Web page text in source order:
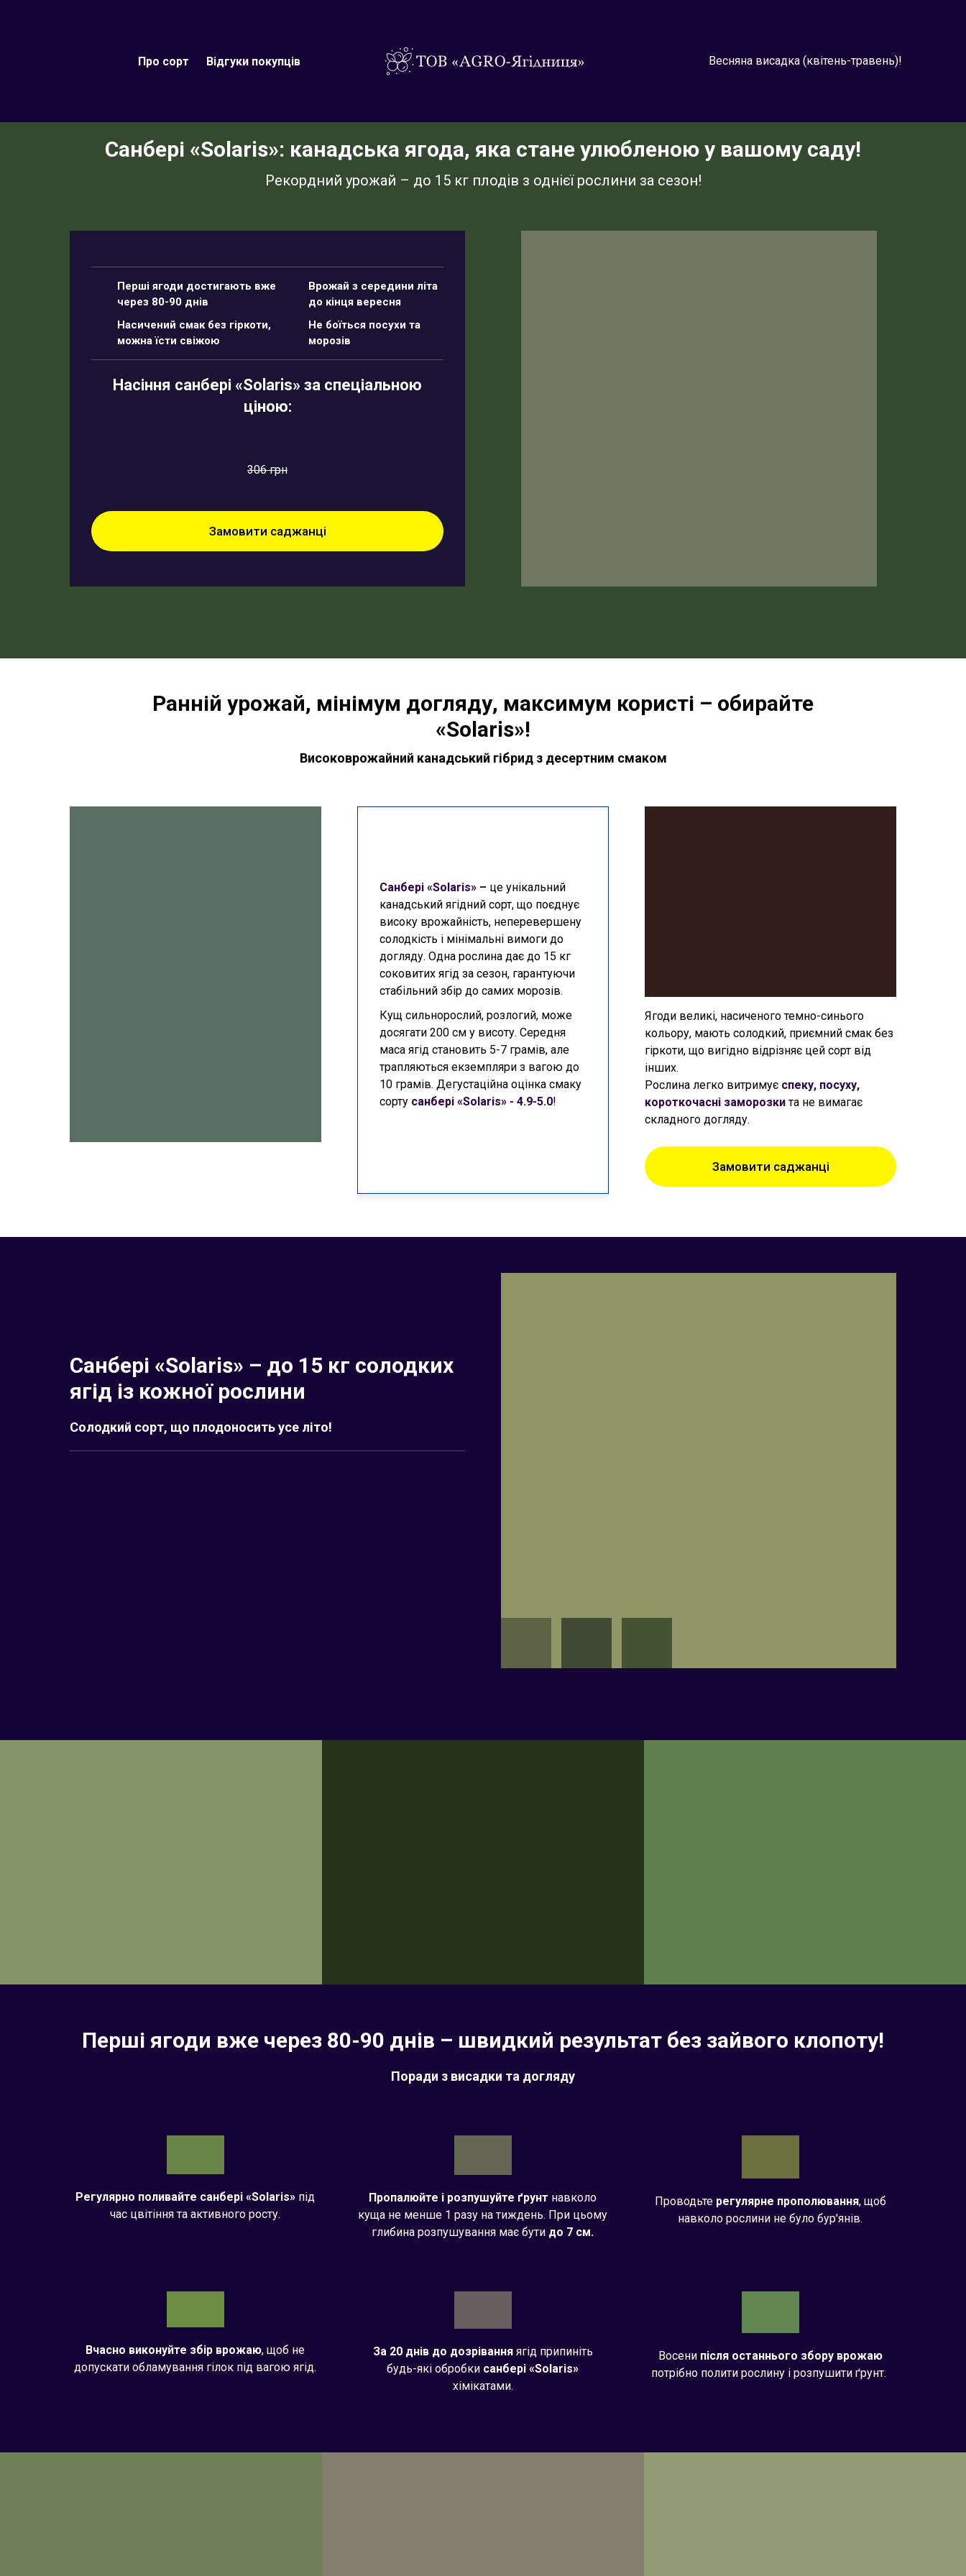
Про сорт Відгуки покупців Весняна висадка (квітень-травень)!
Санбері «Solaris»: канадська ягода, яка стане улюбленою у вашому саду!
Рекордний урожай – до 15 кг плодів з однієї рослини за сезон!
Перші ягоди достигають вже
через 80-90 днів
Врожай з середини літа
до кінця вересня
Насичений смак без гіркоти,
можна їсти свіжою
Не боїться посухи та
морозів
Насіння санбері «Solaris» за спеціальною
ціною:
306 грн
Замовити саджанці
Ранній урожай, мінімум догляду, максимум користі – обирайте
«Solaris»!
Високоврожайний канадський гібрид з десертним смаком
Санбері «Solaris» – це унікальний
канадський ягідний сорт, що поєднує
високу врожайність, неперевершену
солодкість і мінімальні вимоги до
догляду. Одна рослина дає до 15 кг
соковитих ягід за сезон, гарантуючи
стабільний збір до самих морозів.
Кущ сильнорослий, розлогий, може
досягати 200 см у висоту. Середня
маса ягід становить 5-7 грамів, але
трапляються екземпляри з вагою до
10 грамів. Дегустаційна оцінка смаку
сорту санбері «Solaris» - 4.9-5.0!
Ягоди великі, насиченого темно-синього
кольору, мають солодкий, приємний смак без
гіркоти, що вигідно відрізняє цей сорт від
інших.
Рослина легко витримує спеку, посуху,
короткочасні заморозкита не вимагає
складного догляду.
Замовити саджанці
Санбері «Solaris» – до 15 кг солодких
ягід із кожної рослини
Солодкий сорт, що плодоносить усе літо!
Перші ягоди вже через 80-90 днів – швидкий результат без зайвого клопоту!
Поради з висадки та догляду
Регулярно поливайте санбері «Solaris» під
час цвітіння та активного росту.
Пропалюйте і розпушуйте ґрунт навколо
куща не менше 1 разу на тиждень. При цьому
глибина розпушування має бути до 7 см.
Проводьте регулярне прополювання, щоб
навколо рослини не було бур'янів.
Вчасно виконуйте збір врожаю, щоб не
допускати обламування гілок під вагою ягід.
За 20 днів до дозріванняягід припиніть
будь-які обробки санбері «Solaris»
хімікатами.
Восени після останнього збору врожаю
потрібно полити рослину і розпушити ґрунт.